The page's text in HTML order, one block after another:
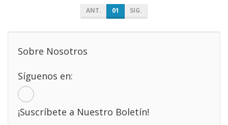
ANT. 01 SIG.
Sobre Nosotros
Síguenos en:
¡Suscríbete a Nuestro Boletín!